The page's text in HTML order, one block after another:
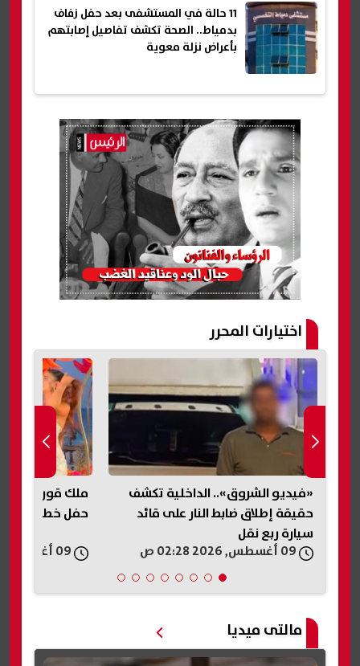
11 حالة في المستشفى بعد حفل زفاف
بدمياط.. الصحة تكشف تفاصيل إصابتهم
بأعراض نزلة معوية
اختيارات المحرر
تكشف
على قائد
ملك قورة تشارك محبيها صورا من
حفل خطوبتها بالساحل الشمالي
09 أغسطس, 2026 02:14 ص
مالتى ميديا